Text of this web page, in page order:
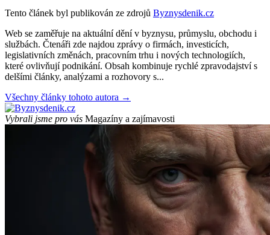
Tento článek byl publikován ze zdrojů Byznysdenik.cz
Web se zaměřuje na aktuální dění v byznysu, průmyslu, obchodu i
službách. Čtenáři zde najdou zprávy o firmách, investicích,
legislativních změnách, pracovním trhu i nových technologiích,
které ovlivňují podnikání. Obsah kombinuje rychlé zpravodajství s
delšími články, analýzami a rozhovory s...
Všechny články tohoto autora →
Vybrali jsme pro vás Magazíny a zajímavosti